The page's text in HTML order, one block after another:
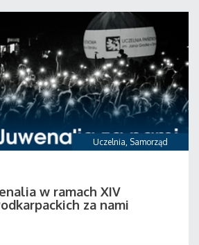
Uczelnia, Samorząd
w ramach XIV
za nami